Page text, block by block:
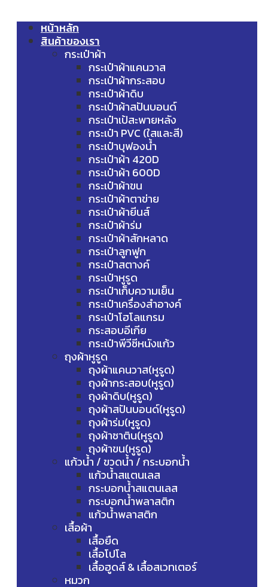
หน้าหลัก
สินค้าของเรา
กระเป๋าผ้า
กระเป๋าผ้าแคนวาส
กระเป๋าผ้ากระสอบ
กระเป๋าผ้าดิบ
กระเป๋าผ้าสปันบอนด์
กระเป๋าเป้สะพายหลัง
กระเป๋า PVC (ใสและสี)
กระเป๋าบุฟองน้ำ
กระเป๋าผ้า 420D
กระเป๋าผ้า 600D
กระเป๋าผ้าขน
กระเป๋าผ้าตาข่าย
กระเป๋าผ้ายีนส์
กระเป๋าผ้าร่ม
กระเป๋าผ้าสักหลาด
กระเป๋าลูกฟูก
กระเป๋าสตางค์
กระเป๋าหูรูด
กระเป๋าเก็บความเย็น
กระเป๋าเครื่องสำอางค์
กระเป๋าโฮโลแกรม
กระสอบอีเกีย
กระเป๋าพีวีซีหนังแก้ว
ถุงผ้าหูรูด
ถุงผ้าแคนวาส(หูรูด)
ถุงผ้ากระสอบ(หูรูด)
ถุงผ้าดิบ(หูรูด)
ถุงผ้าสปันบอนด์(หูรูด)
ถุงผ้าร่ม(หูรูด)
ถุงผ้าซาติน(หูรูด)
ถุงผ้าขน(หูรูด)
แก้วน้ำ / ขวดน้ำ / กระบอกน้ำ
แก้วน้ำสแตนเลส
กระบอกน้ำสแตนเลส
กระบอกน้ำพลาสติก
แก้วน้ำพลาสติก
เสื้อผ้า
เสื้อยืด
เสื้อโปโล
เสื้อฮูดส์ & เสื้อสเวทเตอร์
หมวก